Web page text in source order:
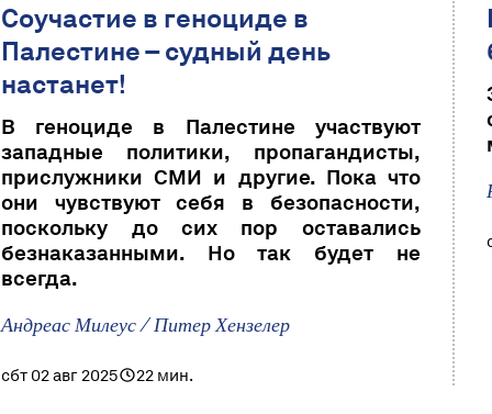
Соучастие в геноциде в
Палестине – судный день
настанет!
В геноциде в Палестине участвуют
западные политики, пропагандисты,
прислужники СМИ и другие. Пока что
они чувствуют себя в безопасности,
поскольку до сих пор оставались
безнаказанными. Но так будет не
всегда.
Андреас Милеус / Питер Хензелер
сбт 02 авг 2025 22 мин.